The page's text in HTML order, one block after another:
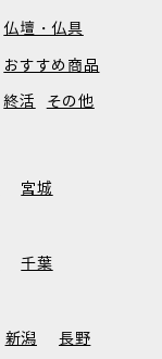
仏壇・仏具
おすすめ商品
終活 その他
宮城
千葉
新潟
長野